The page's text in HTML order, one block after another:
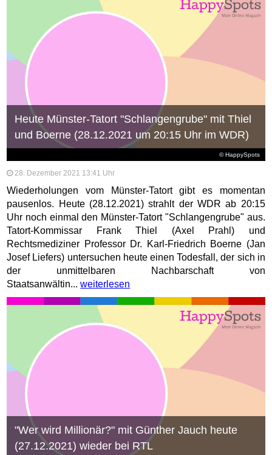
© HappySpots
Heute Münster-Tatort "Schlangengrube" mit Thiel
und Boerne (28.12.2021 um 20:15 Uhr im WDR)
28. Dezember 2021 13:41 Uhr
Wiederholungen vom Münster-Tatort gibt es momentan
pausenlos. Heute (28.12.2021) strahlt der WDR ab 20:15
Uhr noch einmal den Münster-Tatort "Schlangengrube" aus.
Tatort-Kommissar Frank Thiel (Axel Prahl) und
Rechtsmediziner Professor Dr. Karl-Friedrich Boerne (Jan
Josef Liefers) untersuchen heute einen Todesfall, der sich in
der unmittelbaren Nachbarschaft von
Staatsanwältin...weiterlesen
"Wer wird Millionär?" mit Günther Jauch heute
(27.12.2021) wieder bei RTL